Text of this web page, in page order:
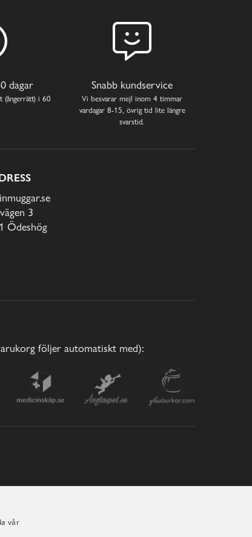
dagar
(ångerrätt) i 60
Snabb kundservice
Vi besvarar mejl inom 4 timmar
vardagar 8-15, övrig tid lite längre
svarstid.
3
Ödeshög
följer automatiskt med):
vår